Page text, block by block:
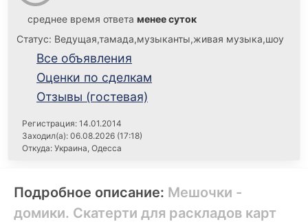
среднее время ответа менее суток
Статус: Ведущая,тамада,музыканты,живая музыка,шоу
Все объявления
Оценки по сделкам
Отзывы (гостевая)
Регистрация: 14.01.2014
Заходил(а): 06.08.2026 (17:18)
Откуда: Украина, Одесса
Подробное описание: Мешочки -
домики. Скатерти для раскладов карт